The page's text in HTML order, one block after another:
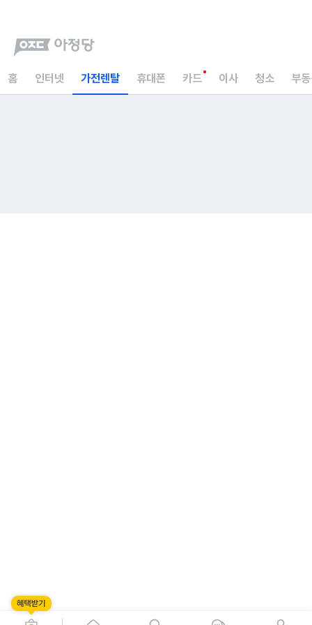
홈 인터넷 가전렌탈 휴대폰 카드 이사 청소 부